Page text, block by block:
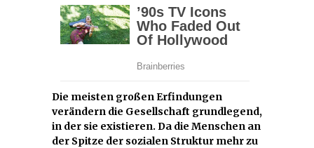
Die meisten großen Erfindungen
verändern die Gesellschaft grundlegend,
in der sie existieren. Da die Menschen an
der Spitze der sozialen Struktur mehr zu